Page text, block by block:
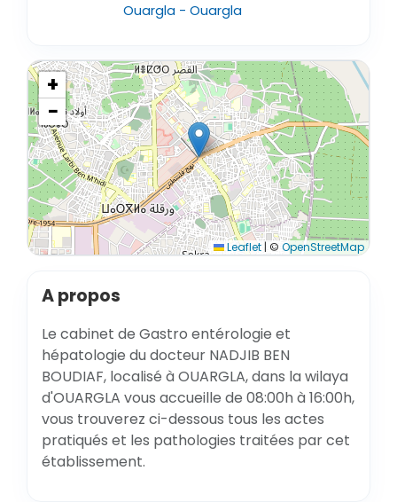
Ouargla - Ouargla
+
−
Leaflet | © OpenStreetMap
A propos
Le cabinet de Gastro entérologie et
hépatologie du docteur NADJIB BEN
BOUDIAF, localisé à OUARGLA, dans la wilaya
d'OUARGLA vous accueille de 08:00h à 16:00h,
vous trouverez ci-dessous tous les actes
pratiqués et les pathologies traitées par cet
établissement.